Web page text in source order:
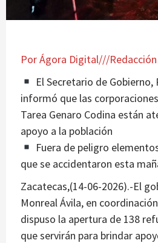
Por Ágora Digital///Redacción
El Secretario de Gobierno,
informó que las
Tarea Genaro Codina están
apoyo a la población
Fuera de peligro
que se accidentaron esta
Zacatecas,(14-06-2026).-El
Monreal Ávila, en
dispuso la apertura de 138
que servirán para brindar